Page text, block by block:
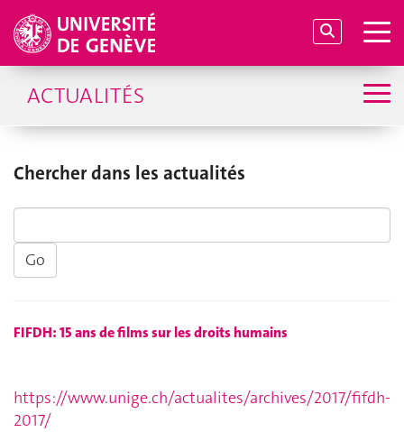
ACTUALITÉS
Chercher dans les actualités
FIFDH: 15 ans de films sur les droits humains
https://www.unige.ch/actualites/archives/2017/fifdh-
2017/